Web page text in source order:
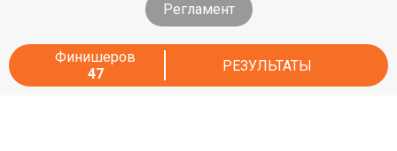
Регламент
Финишеров
47
РЕЗУЛЬТАТЫ